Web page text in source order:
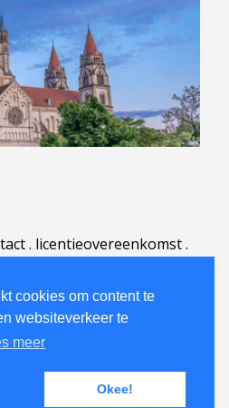
cookies om content te
websiteverkeer te
meer
Okee!
. licentieovereenkomst.
| Português
|
Rgbstock